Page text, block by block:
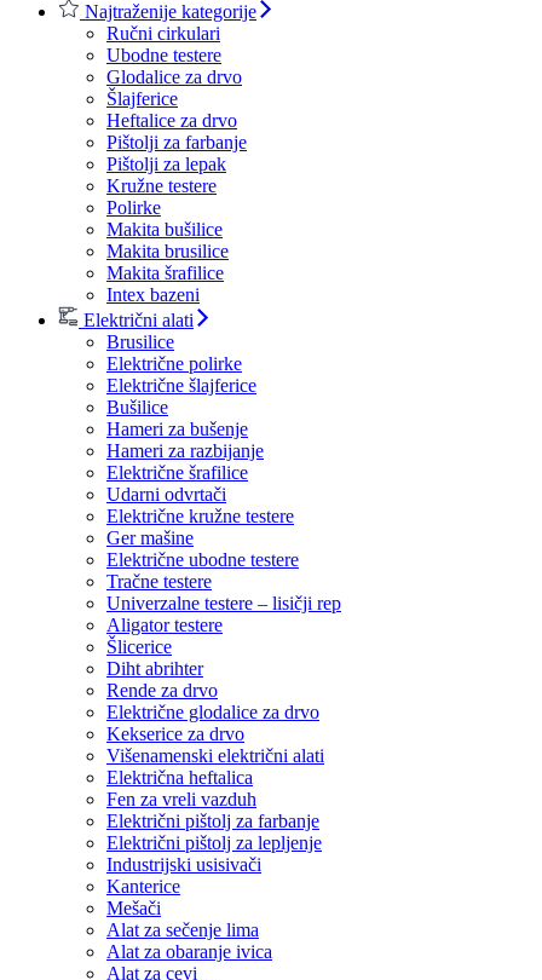
Najtraženije kategorije
Ručni cirkulari
Ubodne testere
Glodalice za drvo
Šlajferice
Heftalice za drvo
Pištolji za farbanje
Pištolji za lepak
Kružne testere
Polirke
Makita bušilice
Makita brusilice
Makita šrafilice
Intex bazeni
Električni alati
Brusilice
Električne polirke
Električne šlajferice
Bušilice
Hameri za bušenje
Hameri za razbijanje
Električne šrafilice
Udarni odvrtači
Električne kružne testere
Ger mašine
Električne ubodne testere
Tračne testere
Univerzalne testere – lisičji rep
Aligator testere
Šlicerice
Diht abrihter
Rende za drvo
Električne glodalice za drvo
Kekserice za drvo
Višenamenski električni alati
Električna heftalica
Fen za vreli vazduh
Električni pištolj za farbanje
Električni pištolj za lepljenje
Industrijski usisivači
Kanterice
Mešači
Alat za sečenje lima
Alat za obaranje ivica
Alat za cevi